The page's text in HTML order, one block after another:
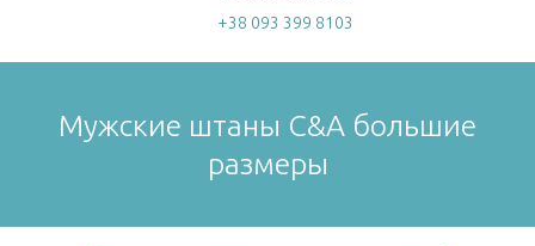
+38 093 399 8103
Мужские штаны C&A большие
размеры